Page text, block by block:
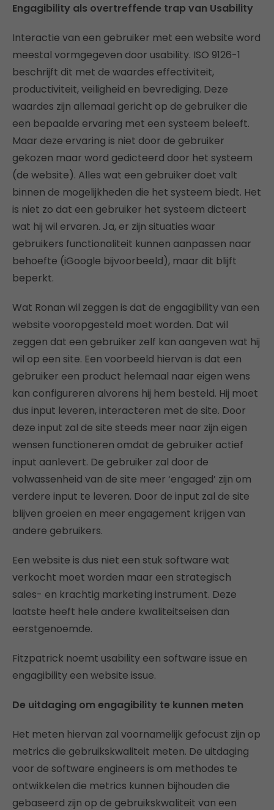
Engagibility als overtreffende trap van Usability
Interactie van een gebruiker met een website word
meestal vormgegeven door usability. ISO 9126-1
beschrijft dit met de waardes effectiviteit,
productiviteit, veiligheid en bevrediging. Deze
waardes zijn allemaal gericht op de gebruiker die
een bepaalde ervaring met een systeem beleeft.
Maar deze ervaring is niet door de gebruiker
gekozen maar word gedicteerd door het systeem
(de website). Alles wat een gebruiker doet valt
binnen de mogelijkheden die het systeem biedt. Het
is niet zo dat een gebruiker het systeem dicteert
wat hij wil ervaren. Ja, er zijn situaties waar
gebruikers functionaliteit kunnen aanpassen naar
behoefte (iGoogle bijvoorbeeld), maar dit blijft
beperkt.
Wat Ronan wil zeggen is dat de engagibility van een
website vooropgesteld moet worden. Dat wil
zeggen dat een gebruiker zelf kan aangeven wat hij
wil op een site. Een voorbeeld hiervan is dat een
gebruiker een product helemaal naar eigen wens
kan configureren alvorens hij hem besteld. Hij moet
dus input leveren, interacteren met de site. Door
deze input zal de site steeds meer naar zijn eigen
wensen functioneren omdat de gebruiker actief
input aanlevert. De gebruiker zal door de
volwassenheid van de site meer ‘engaged’ zijn om
verdere input te leveren. Door de input zal de site
blijven groeien en meer engagement krijgen van
andere gebruikers.
Een website is dus niet een stuk software wat
verkocht moet worden maar een strategisch
sales- en krachtig marketing instrument. Deze
laatste heeft hele andere kwaliteitseisen dan
eerstgenoemde.
Fitzpatrick noemt usability een software issue en
engagibility een website issue.
De uitdaging om engagibility te kunnen meten
Het meten hiervan zal voornamelijk gefocust zijn op
metrics die gebruikskwaliteit meten. De uitdaging
voor de software engineers is om methodes te
ontwikkelen die metrics kunnen bijhouden die
gebaseerd zijn op de gebruikskwaliteit van een